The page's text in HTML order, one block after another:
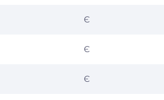
Є
Є
Є